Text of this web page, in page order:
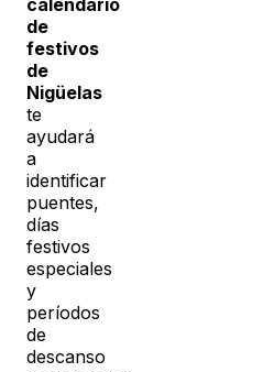
de
festivos
de
Nigüelas
te
ayudará
a
identificar
puentes,
días
festivos
especiales
y
períodos
de
descanso